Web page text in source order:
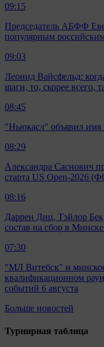
09:15
Председатель АБФФ
популярным
09:03
Леонид Вайсфельд:
шаги, то, скорее всего,
08:45
"Ньюкасл" объявил
08:29
Александра Саснович
старта US Open-2026
08:16
Даррен Диц, Тэйлор
состав на сбор в
07:30
"МЛ Витебск" и
квалификационном
событий 6 августа
Больше новостей
Турнирная таблица